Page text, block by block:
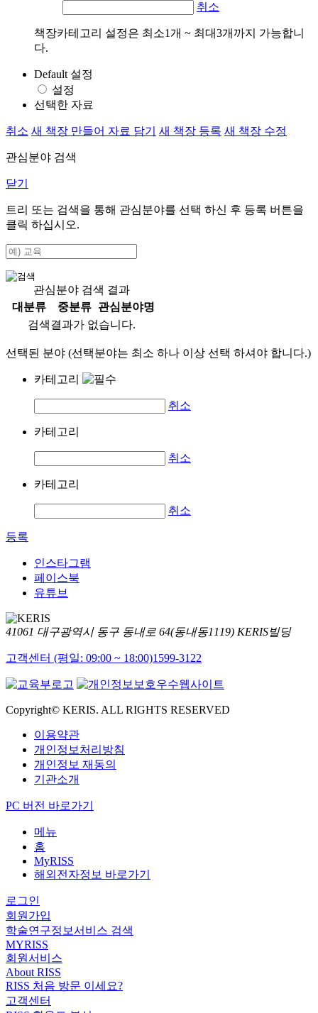
취소
책장카테고리 설정은 최소1개 ~ 최대3개까지 가능합니
다.
Default 설정
설정
선택한 자료
취소 새 책장 만들어 자료 담기 새 책장 등록 새 책장 수정
관심분야 검색
닫기
트리 또는 검색을 통해 관심분야를 선택 하신 후 등록 버튼을
클릭 하십시오.
관심분야 검색 결과
대분류
중분류
관심분야명
검색결과가 없습니다.
선택된 분야 (선택분야는 최소 하나 이상 선택 하셔야 합니다.)
카테고리
취소
카테고리
취소
카테고리
취소
등록
인스타그램
페이스북
유튜브
41061 대구광역시 동구 동내로 64(동내동1119) KERIS빌딩
고객센터 (평일: 09:00 ~ 18:00)1599-3122
Copyright© KERIS. ALL RIGHTS RESERVED
이용약관
개인정보처리방침
개인정보 재동의
기관소개
PC 버전 바로가기
메뉴
홈
MyRISS
해외전자정보 바로가기
로그인
회원가입
학술연구정보서비스 검색
MYRISS
회원서비스
About RISS
RISS 처음 방문 이세요?
고객센터